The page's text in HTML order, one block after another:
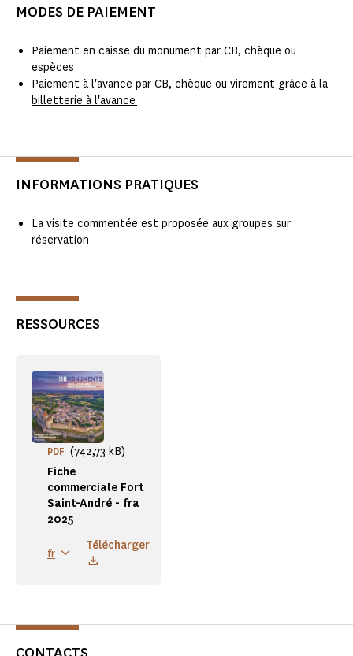
MODES DE PAIEMENT
Paiement en caisse du monument par CB, chèque ou
espèces
Paiement à l'avance par CB, chèque ou virement grâce à la
billetterie à l'avance
INFORMATIONS PRATIQUES
La visite commentée est proposée aux groupes sur
réservation
RESSOURCES
Fiche
commerciale Fort
Saint-André - fra
2025
PDF (742,73 kB)
fr
Télécharger